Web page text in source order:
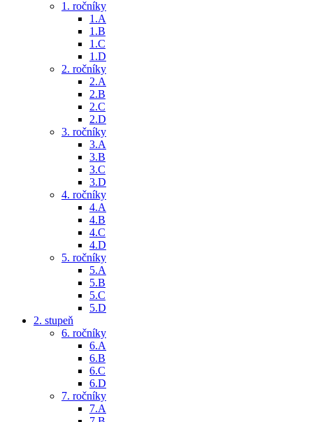
1. ročníky
1.A
1.B
1.C
1.D
2. ročníky
2.A
2.B
2.C
2.D
3. ročníky
3.A
3.B
3.C
3.D
4. ročníky
4.A
4.B
4.C
4.D
5. ročníky
5.A
5.B
5.C
5.D
2. stupeň
6. ročníky
6.A
6.B
6.C
6.D
7. ročníky
7.A